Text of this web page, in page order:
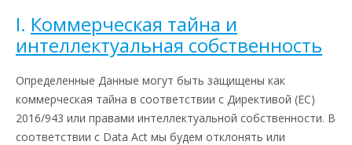
I. Коммерческая тайна и
интеллектуальная собственность
Определенные Данные могут быть защищены как
коммерческая тайна в соответствии с Директивой (ЕС)
2016/943 или правами интеллектуальной собственности. В
соответствии с Data Act мы будем отклонять или